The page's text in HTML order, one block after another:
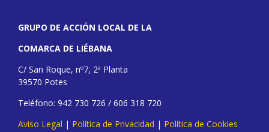
GRUPO DE ACCIÓN LOCAL DE LA
COMARCA DE LIÉBANA
C/ San Roque, nº7, 2ª Planta
39570 Potes
Teléfono: 942 730 726 / 606 318 720
Aviso Legal | Política de Privacidad | Política de Cookies